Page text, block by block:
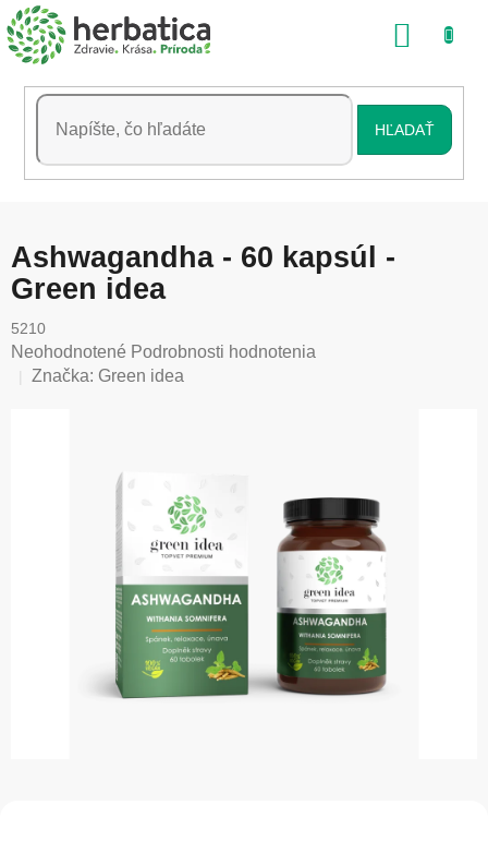
Prejsť
na
obsah
HĽADAŤ
Ashwagandha - 60 kapsúl -
Green idea
5210
Priemerné
hodnotenie
Neohodnotené Podrobnosti hodnotenia
Značka: Green idea